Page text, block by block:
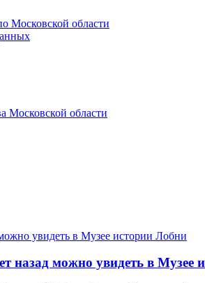
Московской области
Московской области
назад можно увидеть в Музее